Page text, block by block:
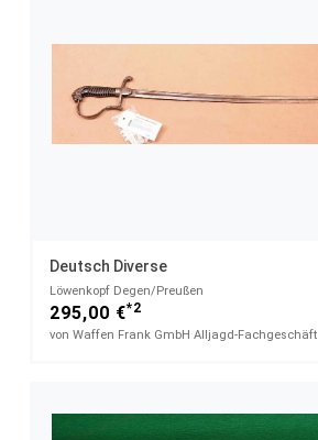
Deutsch Diverse
Löwenkopf Degen/Preußen
295,00 €*2
von Waffen Frank GmbH Alljagd-Fachgeschäft